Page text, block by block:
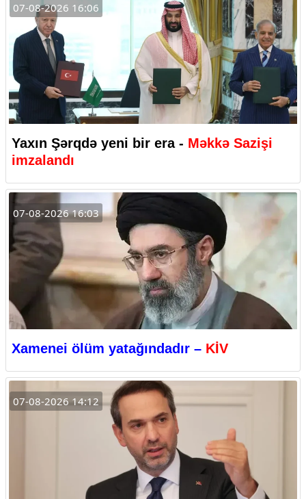
07-08-2026 16:06
Yaxın Şərqdə yeni bir era - Məkkə Sazişi
imzalandı
07-08-2026 16:03
Xamenei ölüm yatağındadır – KİV
07-08-2026 14:12